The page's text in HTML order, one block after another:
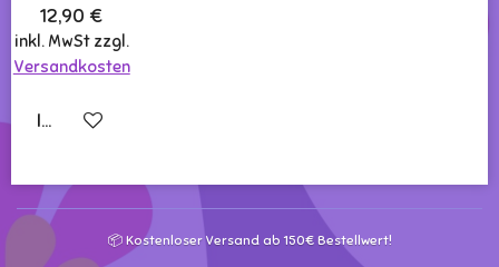
12,90 €
inkl. MwSt zzgl.
Versandkosten
In den Warenkorb
📦 Kostenloser Versand ab 150€ Bestellwert!